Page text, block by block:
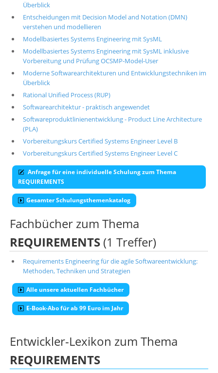
Überblick
Entscheidungen mit Decision Model and Notation (DMN)
verstehen und modellieren
Modellbasiertes Systems Engineering mit SysML
Modellbasiertes Systems Engineering mit SysML inklusive
Vorbereitung und Prüfung OCSMP-Model-User
Moderne Softwarearchitekturen und Entwicklungstechniken im
Überblick
Rational Unified Process (RUP)
Softwarearchitektur - praktisch angewendet
Softwareproduktlinienentwicklung - Product Line Architecture
(PLA)
Vorbereitungskurs Certified Systems Engineer Level B
Vorbereitungskurs Certified Systems Engineer Level C
Anfrage für eine individuelle Schulung zum Thema
REQUIREMENTS
Gesamter Schulungsthemenkatalog
Fachbücher zum Thema
REQUIREMENTS (1 Treffer)
Requirements Engineering für die agile Softwareentwicklung:
Methoden, Techniken und Strategien
Alle unsere aktuellen Fachbücher
E-Book-Abo für ab 99 Euro im Jahr
Entwickler-Lexikon zum Thema
REQUIREMENTS